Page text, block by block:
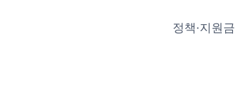
정책·지원금